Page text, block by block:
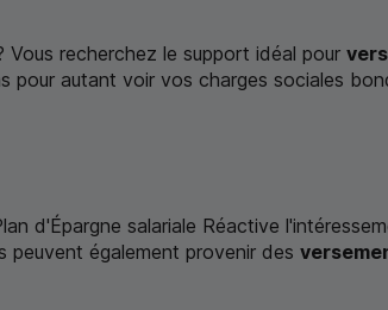
Vous recherchez le support idéal pour
pour autant voir vos charges sociales
d'Épargne salariale Réactive
peuvent également provenir des